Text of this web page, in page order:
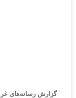
گزارش رسانه‌های